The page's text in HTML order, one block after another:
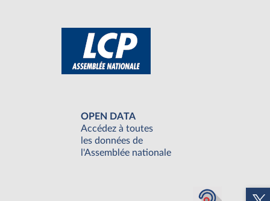
OPEN DATA
Accédez à toutes
les données de
l'Assemblée nationale